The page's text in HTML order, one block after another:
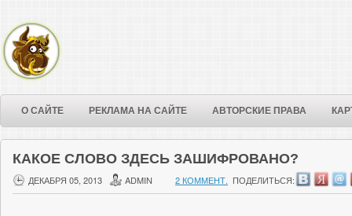
О САЙТЕ РЕКЛАМА НА САЙТЕ АВТОРСКИЕ ПРАВА
КАКОЕ СЛОВО ЗДЕСЬ ЗАШИФРОВАНО?
ДЕКАБРЯ 05, 2013 ADMIN 2 КОММЕНТ. ПОДЕЛИТЬСЯ: